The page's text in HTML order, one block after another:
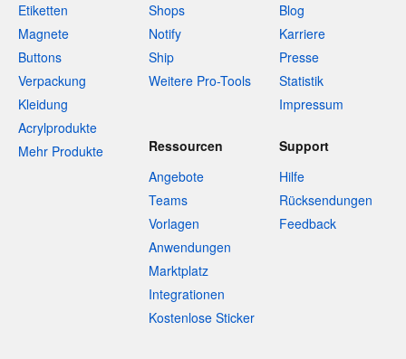
Etiketten
Magnete
Buttons
Verpackung
Kleidung
Acrylprodukte
Mehr Produkte
Shops
Notify
Ship
Weitere Pro-Tools
Blog
Karriere
Presse
Statistik
Impressum
Ressourcen
Angebote
Teams
Vorlagen
Anwendungen
Marktplatz
Integrationen
Kostenlose Sticker
Support
Hilfe
Rücksendungen
Feedback